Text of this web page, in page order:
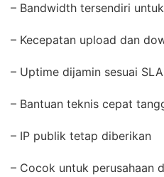
– Bandwidth tersendiri
– Kecepatan upload dan
– Uptime dijamin sesuai SLA
– Bantuan teknis cepat
– IP publik tetap diberikan
– Cocok untuk perusahaan